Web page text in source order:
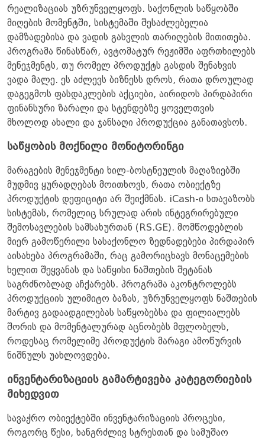
რეალიზაციას უზრუნველყოფს. საქონლის საწყობში
მიღების მომენტში, სისტემაში შესაძლებელია
დამზადებისა და ვადის გასვლის თარიღების მითითება.
პროგრამა წინასწარ, ავტომატურ რეჟიმში აფრთხილებს
მენეჯმენტს, თუ რომელ პროდუქტს გასდის შენახვის
ვადა მალე. ეს აძლევს ბიზნესს დროს, რათა დროულად
დაგეგმოს ფასდაკლების აქციები, აირიდოს პირდაპირი
ფინანსური ზარალი და სტენდებზე ყოველთვის
მხოლოდ ახალი და ჯანსაღი პროდუქცია განათავსოს.
საწყობის მოქნილი მონიტორინგი
მარაგების მენეჯმენტი ხილ-ბოსტნეულის მაღაზიებში
მუდმივ ყურადღებას მოითხოვს, რათა ობიექტზე
პროდუქტის დეფიციტი არ შეიქმნას. iCash-ი სთავაზობს
სისტემას, რომელიც სრულად არის ინტეგრირებული
შემოსავლების სამსახურთან (RS.GE). მომწოდებლის
მიერ გამოწერილი სასაქონლო ზედნადებები პირდაპირ
აისახება პროგრამაში, რაც გამორიცხავს მონაცემების
ხელით შეყვანას და საწყისი ნაშთების შეტანას
საგრძნობლად აჩქარებს. პროგრამა აკონტროლებს
პროდუქციის ულიმიტო ბაზას, უზრუნველყოფს ნაშთების
მარტივ გადაადგილებას საწყობებსა და ფილიალებს
შორის და მომენტალურად აცნობებს მფლობელს,
როდესაც რომელიმე პროდუქტის მარაგი ამოწურვის
ნიშნულს უახლოვდება.
ინვენტარიზაციის გამარტივება კატეგორიების
მიხედვით
სავაჭრო ობიექტებში ინვენტარიზაციის პროცესი,
როგორც წესი, ხანგრძლივ სტრესთან და სამუშაო